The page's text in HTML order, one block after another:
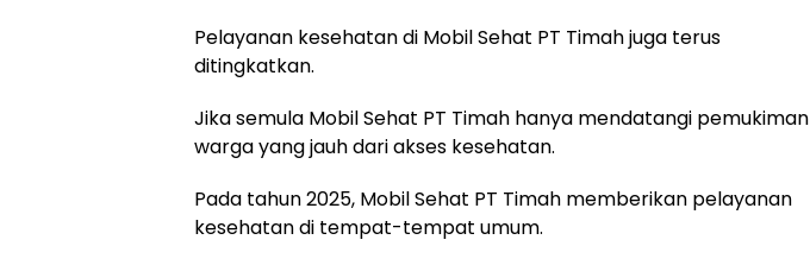
Pelayanan kesehatan di Mobil Sehat PT Timah juga terus
ditingkatkan.
Jika semula Mobil Sehat PT Timah hanya mendatangi pemukiman
warga yang jauh dari akses kesehatan.
Pada tahun 2025, Mobil Sehat PT Timah memberikan pelayanan
kesehatan di tempat-tempat umum.